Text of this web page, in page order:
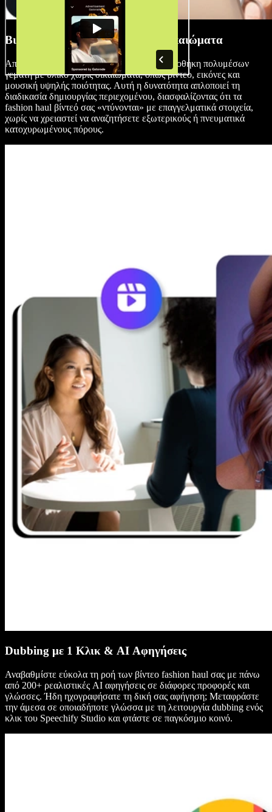
Βιβλιοθήκη Πολυμέσων Χωρίς Δικαιώματα
Αποκτήστε πρόσβαση σε μια τεράστια βιβλιοθήκη πολυμέσων
γεμάτη με υλικό χωρίς δικαιώματα, όπως βίντεο, εικόνες και
μουσική υψηλής ποιότητας. Αυτή η δυνατότητα απλοποιεί τη
διαδικασία δημιουργίας περιεχομένου, διασφαλίζοντας ότι τα
fashion haul βίντεό σας «ντύνονται» με επαγγελματικά στοιχεία,
χωρίς να χρειαστεί να αναζητήσετε εξωτερικούς ή πνευματικά
κατοχυρωμένους πόρους.
Dubbing με 1 Κλικ & AI Αφηγήσεις
Αναβαθμίστε εύκολα τη ροή των βίντεο fashion haul σας με πάνω
από 200+ ρεαλιστικές AI αφηγήσεις σε διάφορες προφορές και
γλώσσες. Ήδη ηχογραφήσατε τη δική σας αφήγηση; Μεταφράστε
την άμεσα σε οποιαδήποτε γλώσσα με τη λειτουργία dubbing ενός
κλικ του Speechify Studio και φτάστε σε παγκόσμιο κοινό.